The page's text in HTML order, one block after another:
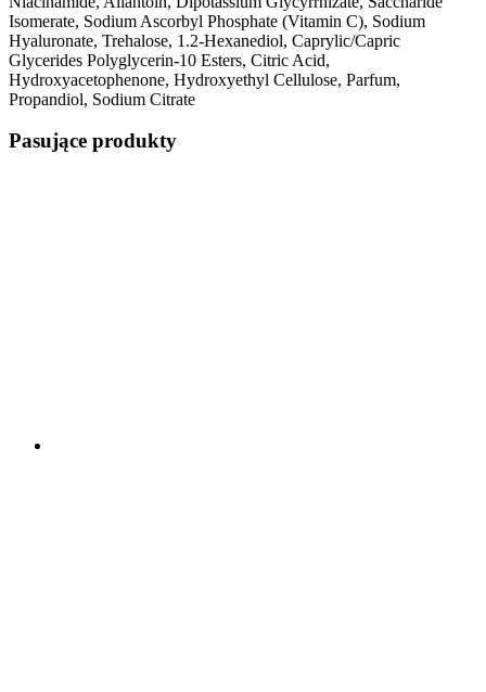
Isomerate, Sodium Ascorbyl Phosphate (Vitamin C), Sodium
Hyaluronate, Trehalose, 1.2-Hexanediol, Caprylic/Capric
Glycerides Polyglycerin-10 Esters, Citric Acid,
Hydroxyacetophenone, Hydroxyethyl Cellulose, Parfum,
Propandiol, Sodium Citrate
Pasujące produkty